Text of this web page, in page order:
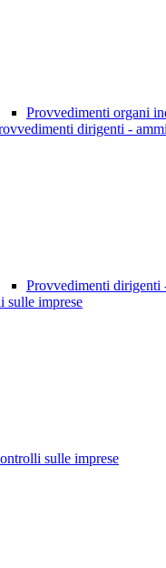
Provvedimenti organi
dirigenti -
Provvedimenti dirigenti
sulle imprese
sulle imprese